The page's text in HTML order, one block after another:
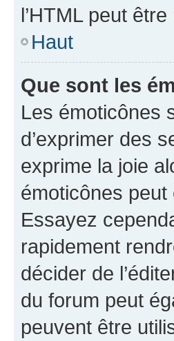
l’HTML peut
Haut
Que sont les
Les émoticônes
d’exprimer des
exprime la joie
émoticônes
Essayez
rapidement
décider de
du forum peut
peuvent être